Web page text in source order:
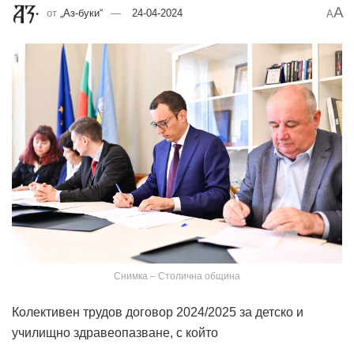
от „Аз-буки“ 24-04-2024 AA
Снимка – Столична община
Колективен трудов договор 2024/2025 за детско и
училищно здравеопазване, с който